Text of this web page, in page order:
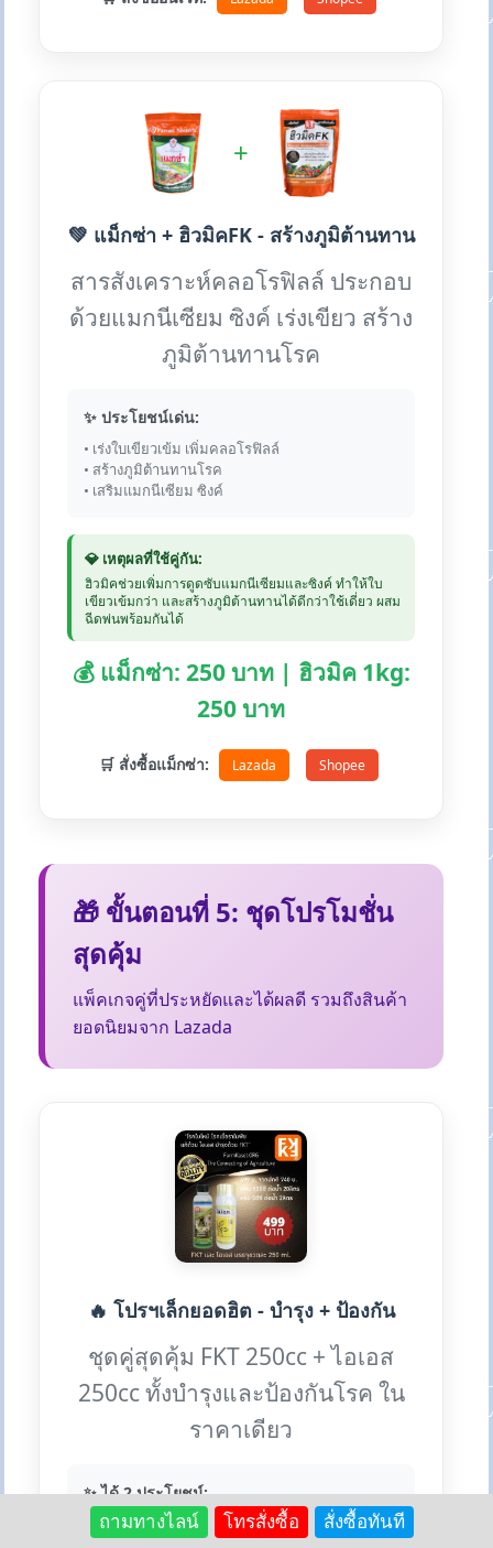
+
💚 แม็กซ่า + ฮิวมิคFK - สร้างภูมิต้านทาน
สารสังเคราะห์คลอโรฟิลล์ ประกอบ
ด้วยแมกนีเซียม ซิงค์ เร่งเขียว สร้าง
ภูมิต้านทานโรค
✨ ประโยชน์เด่น:
• เร่งใบเขียวเข้ม เพิ่มคลอโรฟิลล์
• สร้างภูมิต้านทานโรค
• เสริมแมกนีเซียม ซิงค์
💎 เหตุผลที่ใช้คู่กัน:
ฮิวมิคช่วยเพิ่มการดูดซับแมกนีเซียมและซิงค์ ทำให้ใบ
เขียวเข้มกว่า และสร้างภูมิต้านทานได้ดีกว่าใช้เดี่ยว ผสม
ฉีดพ่นพร้อมกันได้
💰 แม็กซ่า: 250 บาท | ฮิวมิค 1kg:
250 บาท
🛒 สั่งซื้อแม็กซ่า: Lazada Shopee
🎁 ขั้นตอนที่ 5: ชุดโปรโมชั่น
สุดคุ้ม
แพ็คเกจคู่ที่ประหยัดและได้ผลดี รวมถึงสินค้า
ยอดนิยมจาก Lazada
🔥 โปรฯเล็กยอดฮิต - บำรุง + ป้องกัน
ชุดคู่สุดคุ้ม FKT 250cc + ไอเอส
250cc ทั้งบำรุงและป้องกันโรค ใน
ราคาเดียว
✨ ได้ 2 ประโยชน์:
• FK ธรรมชาตินิยม: บำรุงฟื้นฟู
ถามทางไลน์ โทรสั่งซื้อ สั่งซื้อทันที